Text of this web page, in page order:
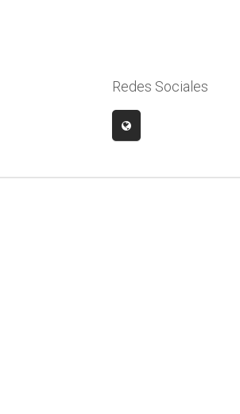
Redes Sociales